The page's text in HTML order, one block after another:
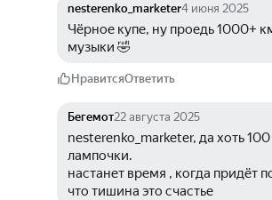
nesterenko_marketer4 июня 2025
Чёрное купе, ну проедь 1000+
музыки 🤣
НравитсяОтветить
Бегемот22 августа 2025
nesterenko_marketer, да хоть
лампочки.
настанет время , когда придёт
что тишина это счастье